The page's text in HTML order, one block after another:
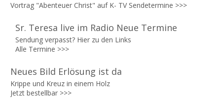
Vortrag "Abenteuer Christ" auf K- TV Sendetermine >>>
Sr. Teresa live im Radio Neue Termine
Sendung verpasst? Hier zu den Links
Alle Termine >>>
Neues Bild Erlösung ist da
Krippe und Kreuz in einem Holz
Jetzt bestellbar >>>